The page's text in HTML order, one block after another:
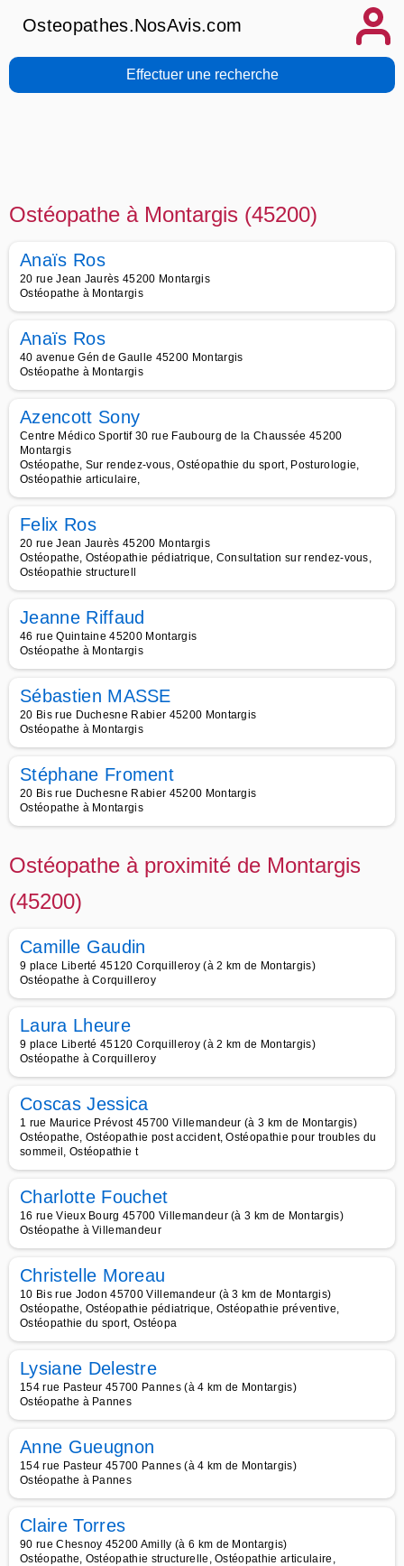
Osteopathes.NosAvis.com
Effectuer une recherche
Ostéopathe à Montargis (45200)
Anaïs Ros
20 rue Jean Jaurès 45200 Montargis
Ostéopathe à Montargis
Anaïs Ros
40 avenue Gén de Gaulle 45200 Montargis
Ostéopathe à Montargis
Azencott Sony
Centre Médico Sportif 30 rue Faubourg de la Chaussée 45200
Montargis
Ostéopathe, Sur rendez-vous, Ostéopathie du sport, Posturologie,
Ostéopathie articulaire,
Felix Ros
20 rue Jean Jaurès 45200 Montargis
Ostéopathe, Ostéopathie pédiatrique, Consultation sur rendez-vous,
Ostéopathie structurell
Jeanne Riffaud
46 rue Quintaine 45200 Montargis
Ostéopathe à Montargis
Sébastien MASSE
20 Bis rue Duchesne Rabier 45200 Montargis
Ostéopathe à Montargis
Stéphane Froment
20 Bis rue Duchesne Rabier 45200 Montargis
Ostéopathe à Montargis
Ostéopathe à proximité de Montargis
(45200)
Camille Gaudin
9 place Liberté 45120 Corquilleroy (à 2 km de Montargis)
Ostéopathe à Corquilleroy
Laura Lheure
9 place Liberté 45120 Corquilleroy (à 2 km de Montargis)
Ostéopathe à Corquilleroy
Coscas Jessica
1 rue Maurice Prévost 45700 Villemandeur (à 3 km de Montargis)
Ostéopathe, Ostéopathie post accident, Ostéopathie pour troubles du
sommeil, Ostéopathie t
Charlotte Fouchet
16 rue Vieux Bourg 45700 Villemandeur (à 3 km de Montargis)
Ostéopathe à Villemandeur
Christelle Moreau
10 Bis rue Jodon 45700 Villemandeur (à 3 km de Montargis)
Ostéopathe, Ostéopathie pédiatrique, Ostéopathie préventive,
Ostéopathie du sport, Ostéopa
Lysiane Delestre
154 rue Pasteur 45700 Pannes (à 4 km de Montargis)
Ostéopathe à Pannes
Anne Gueugnon
154 rue Pasteur 45700 Pannes (à 4 km de Montargis)
Ostéopathe à Pannes
Claire Torres
90 rue Chesnoy 45200 Amilly (à 6 km de Montargis)
Ostéopathe, Ostéopathie structurelle, Ostéopathie articulaire,